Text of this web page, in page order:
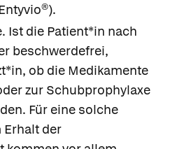
Entyvio®).
Ist die Patient*in nach
beschwerdefrei,
ob die Medikamente
zur Schubprophylaxe
Für eine solche
Erhalt der